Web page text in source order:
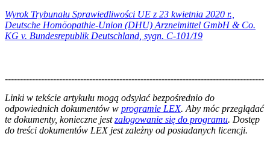
Wyrok Trybunału Sprawiedliwości UE z 23 kwietnia 2020 r.,
Deutsche Homöopathie-Union (DHU) Arzneimittel GmbH & Co.
KG v. Bundesrepublik Deutschland, sygn. C-101/19
--------------------------------------------------------------------------------------
Linki w tekście artykułu mogą odsyłać bezpośrednio do
odpowiednich dokumentów w programie LEX. Aby móc przeglądać
te dokumenty, konieczne jestzalogowanie się do programu. Dostęp
do treści dokumentów LEX jest zależny od posiadanych licencji.